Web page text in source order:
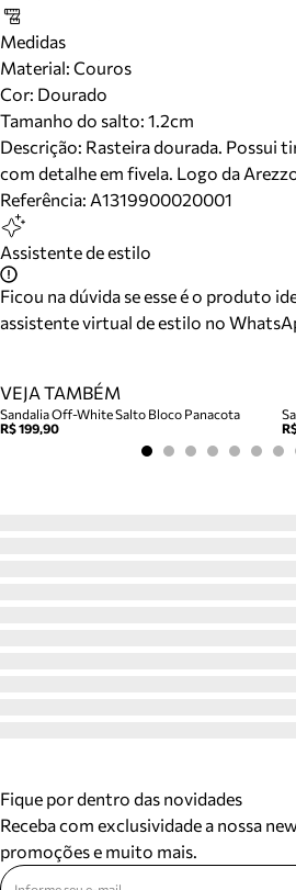
Medidas
Material: Couros
Cor: Dourado
Tamanho do salto: 1.2cm
Descrição: Rasteira dourada. Possui
com detalhe em fivela. Logo da
Referência: A1319900020001
Assistente de estilo
Ficou na dúvida se esse é o produto
assistente virtual de estilo no
VEJA TAMBÉM
Sandalia Off-White Salto Bloco Panacota
R$ 199,90
Fique por dentro das novidades
Receba com exclusividade a nossa
promoções e muito mais.